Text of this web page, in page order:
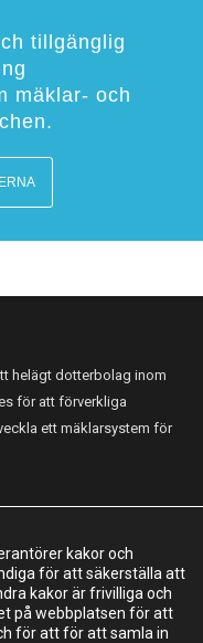
tillgänglig
mäklar- och
helägt dotterbolag inom
för att förverkliga
ett mäklarsystem för
kakor och
för att säkerställa att
kakor är frivilliga och
på webbplatsen för att
för att för att samla in